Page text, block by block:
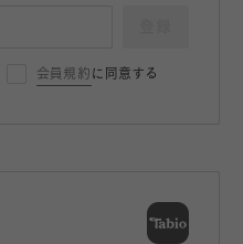
会員規約 に同意する